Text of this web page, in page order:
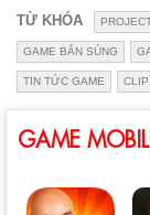
TỪ KHÓA
GAME BẮN SÚNG
TIN TỨC GAME
GAME